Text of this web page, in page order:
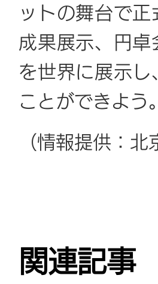
ットの舞台で
成果展示、円
を世界に展示
ことができよう。
（情報提供：
関連記事